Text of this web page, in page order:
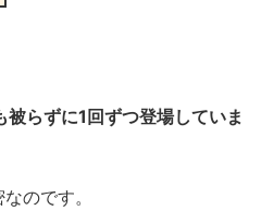
らずに1回ずつ登場していま
のです。